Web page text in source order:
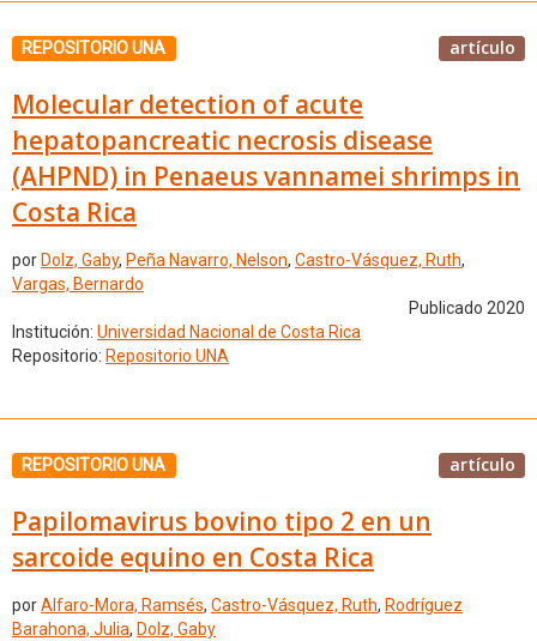
REPOSITORIO UNA artículo
Molecular detection of acute
hepatopancreatic necrosis disease
(AHPND) in Penaeus vannamei shrimps in
Costa Rica
por Dolz, Gaby, Peña Navarro, Nelson, Castro-Vásquez, Ruth,
Vargas, Bernardo
Publicado 2020
Institución: Universidad Nacional de Costa Rica
Repositorio: Repositorio UNA
REPOSITORIO UNA artículo
Papilomavirus bovino tipo 2 en un
sarcoide equino en Costa Rica
porAlfaro-Mora, Ramsés, Castro-Vásquez, Ruth, Rodríguez
Barahona, Julia, Dolz, Gaby